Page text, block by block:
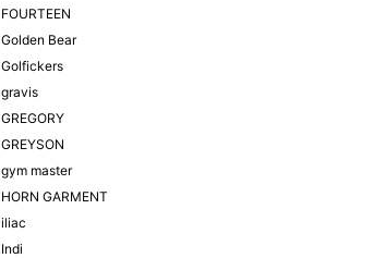
FOURTEEN
Golden Bear
Golfickers
gravis
GREGORY
GREYSON
gym master
HORN GARMENT
iliac
Indi